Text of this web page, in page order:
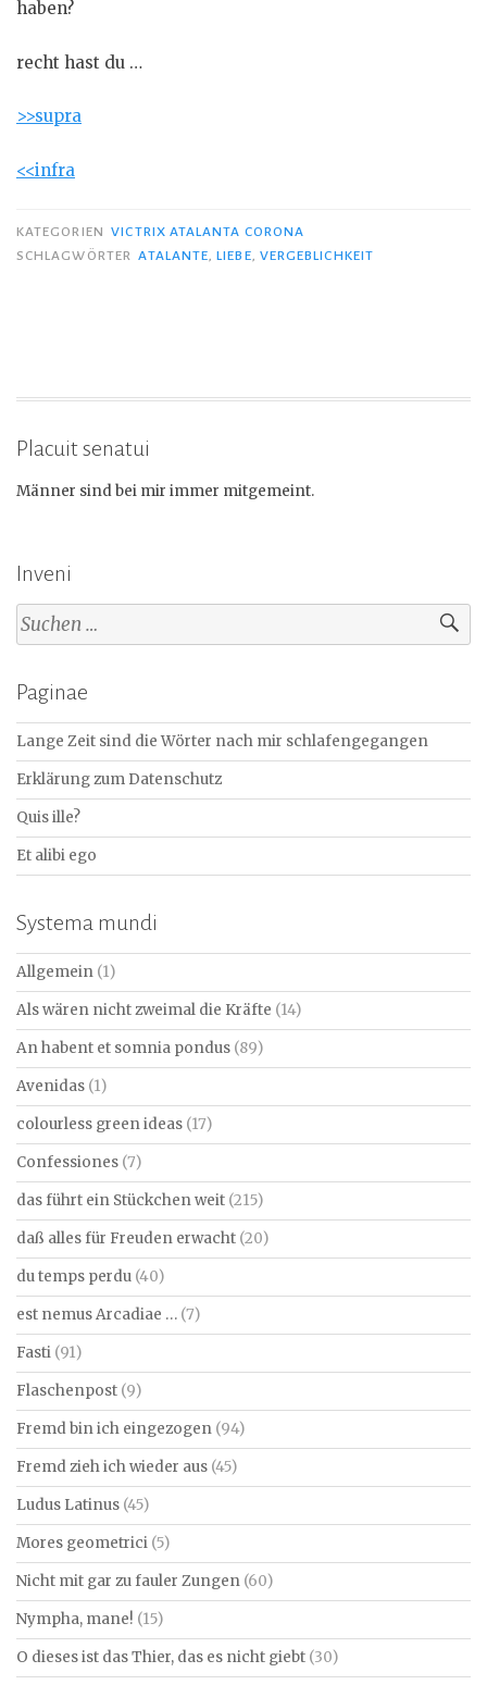
haben?
recht hast du …
>>supra
<<infra
KATEGORIEN VICTRIX ATALANTA CORONA
SCHLAGWÖRTER ATALANTE,LIEBE, VERGEBLICHKEIT
Placuit senatui
Männer sind bei mir immer mitgemeint.
Inveni
Suchen
nach:
Paginae
Lange Zeit sind die Wörter nach mir schlafengegangen
Erklärung zum Datenschutz
Quis ille?
Et alibi ego
Systema mundi
Allgemein (1)
Als wären nicht zweimal die Kräfte (14)
An habent et somnia pondus (89)
Avenidas (1)
colourless green ideas (17)
Confessiones (7)
das führt ein Stückchen weit (215)
daß alles für Freuden erwacht (20)
du temps perdu (40)
est nemus Arcadiae … (7)
Fasti (91)
Flaschenpost (9)
Fremd bin ich eingezogen (94)
Fremd zieh ich wieder aus (45)
Ludus Latinus (45)
Mores geometrici (5)
Nicht mit gar zu fauler Zungen (60)
Nympha, mane! (15)
O dieses ist das Thier, das es nicht giebt (30)